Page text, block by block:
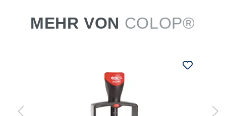
MEHR VON COLOP®